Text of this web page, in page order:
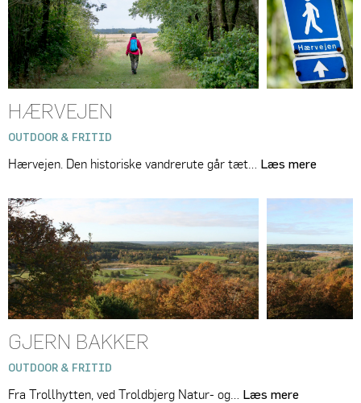
HÆRVEJEN
OUTDOOR & FRITID
Hærvejen. Den historiske vandrerute går tæt… Læs mere
GJERN BAKKER
OUTDOOR & FRITID
Fra Trollhytten, ved Troldbjerg Natur- og… Læs mere